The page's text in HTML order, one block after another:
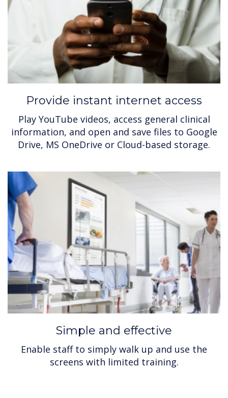
Provide instant internet access
Play YouTube videos, access general clinical
information, and open and save files to Google
Drive, MS OneDrive or Cloud-based storage.
Simple and effective
Enable staff to simply walk up and use the
screens with limited training.